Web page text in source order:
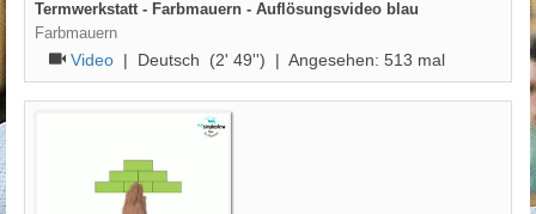
Termwerkstatt - Farbmauern - Auflösungsvideo blau
Farbmauern
Video| Deutsch (2' 49'') | Angesehen: 513 mal